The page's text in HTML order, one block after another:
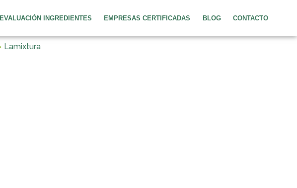
EVALUACIÓN INGREDIENTES EMPRESAS CERTIFICADAS BLOG CONTACTO
Lamixtura